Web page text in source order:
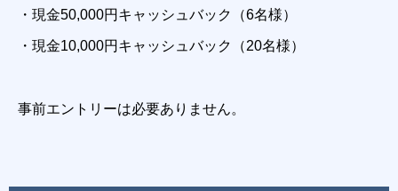
・現金50,000円キャッシュバック（6名様）
・現金10,000円キャッシュバック（20名様）
事前エントリーは必要ありません。